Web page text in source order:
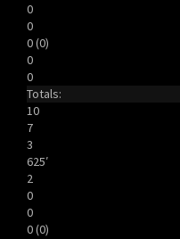
0
0
0 (0)
0
0
Totals:
10
7
3
625′
2
0
0
0 (0)